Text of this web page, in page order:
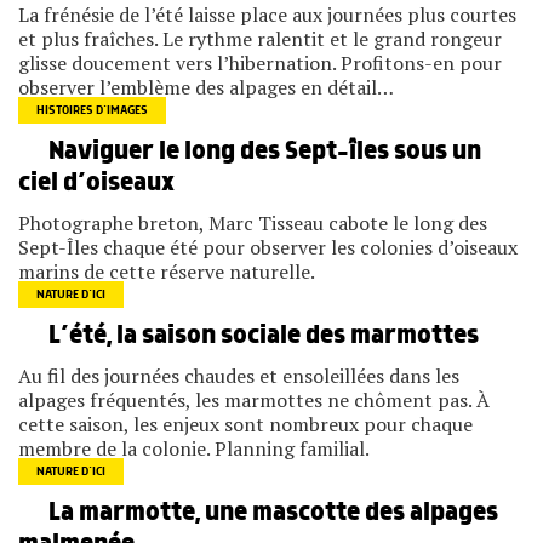
La frénésie de l’été laisse place aux journées plus courtes
et plus fraîches. Le rythme ralentit et le grand rongeur
glisse doucement vers l’hibernation. Profitons-en pour
observer l’emblème des alpages en détail…
HISTOIRES D’IMAGES
Naviguer le long des Sept-îles sous un
ciel d’oiseaux
Photographe breton, Marc Tisseau cabote le long des
Sept-Îles chaque été pour observer les colonies d’oiseaux
marins de cette réserve naturelle.
NATURE D’ICI
L’été, la saison sociale des marmottes
Au fil des journées chaudes et ensoleillées dans les
alpages fréquentés, les marmottes ne chôment pas. À
cette saison, les enjeux sont nombreux pour chaque
membre de la colonie. Planning familial.
NATURE D’ICI
La marmotte, une mascotte des alpages